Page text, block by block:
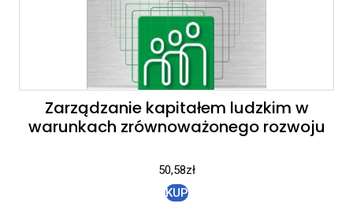
Zarządzanie kapitałem ludzkim w
warunkach zrównoważonego rozwoju
50,58zł
KUP